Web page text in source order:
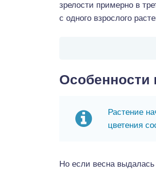
зрелости примерно в
с одного взрослого
Особенности
Растение
цветения
Но если весна